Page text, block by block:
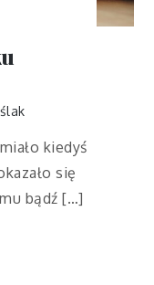
kiedyś
się
bądź […]